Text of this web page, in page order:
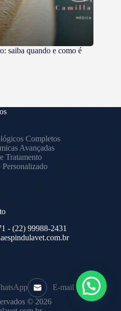
saiba quando e como é
Completos
Avançadas
Tratamento
- (22) 99988-2431
E-mail
© 2026